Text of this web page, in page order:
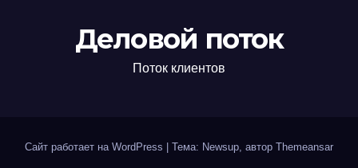
Деловой поток
Поток клиентов
Сайт работает на WordPress Тема: Newsup, автор Themeansar